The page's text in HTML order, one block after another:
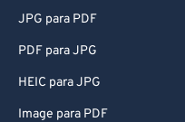
JPG para PDF
PDF para JPG
HEIC para JPG
Image para PDF